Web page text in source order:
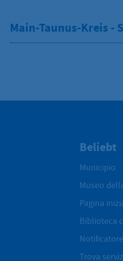
Main-Taunus-Kreis -
Beliebt
Municipio
Museo
Pagina
Biblioteca
Trova